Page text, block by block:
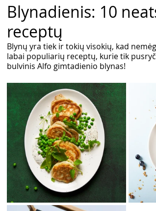
Blynadienis: 10
receptų
Blynų yra tiek ir tokių visokių, kad
labai populiarių receptų, kurie tik
bulvinis Alfo gimtadienio blynas!